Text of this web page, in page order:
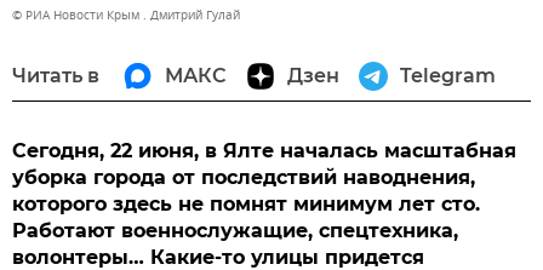
© РИА Новости Крым . Дмитрий Гулай
Читать в МАКС Дзен Telegram
Сегодня, 22 июня, в Ялте началась масштабная
уборка города от последствий наводнения,
которого здесь не помнят минимум лет сто.
Работают военнослужащие, спецтехника,
волонтеры… Какие-то улицы придется